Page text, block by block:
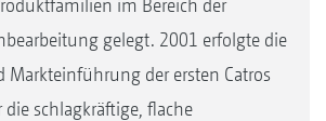
im Bereich der
gelegt. 2001 erfolgte die
der ersten Catros
schlagkräftige, flache